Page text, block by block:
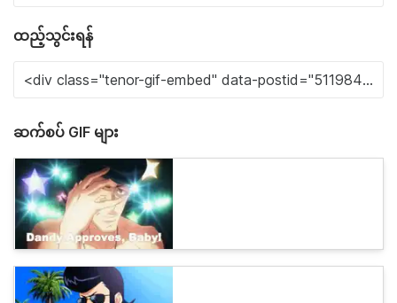
ထည့်သွင်းရန်
ဆက်စပ် GIF များ